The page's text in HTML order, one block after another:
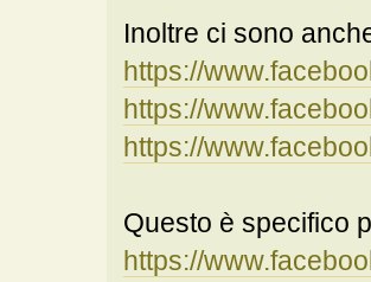
Inoltre ci sono
https://
https://
https://
Questo è specifico
https://